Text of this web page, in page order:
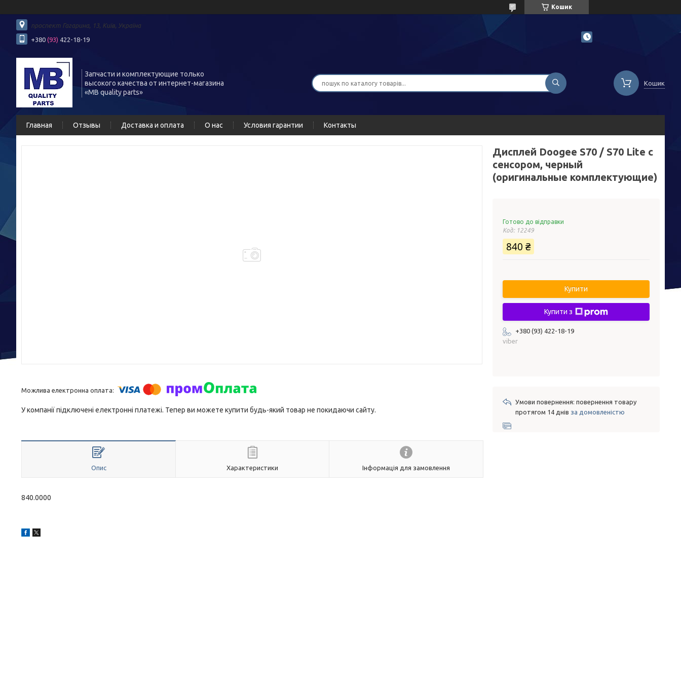
Кошик
проспект Гагарина, 13, Київ, Україна
+380 (93) 422-18-19
Запчасти и комплектующие только
высокого качества от интернет-магазина
«MB quality parts»
Кошик
Главная Отзывы Доставка и оплата О нас Условия гарантии Контакты
У компанії підключені електронні платежі. Тепер ви можете купити будь-який товар не покидаючи сайту.
Опис Характеристики Інформація для замовлення
840.0000
Дисплей Doogee S70 / S70 Lite с
сенсором, черный
(оригинальные комплектующие)
Готово до відправки
Код: 12249
840 ₴
Купити
Купити з
+380 (93) 422-18-19
viber
повернення товару
протягом 14 днів за домовленістю